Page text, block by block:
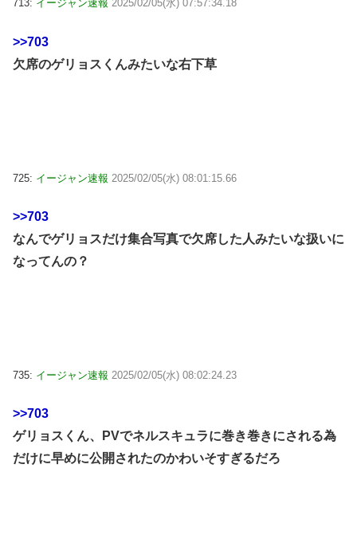
713: イージャン速報 2025/02/05(水) 07:57:34.18
>>703
欠席のゲリョスくんみたいな右下草
725: イージャン速報 2025/02/05(水) 08:01:15.66
>>703
なんでゲリョスだけ集合写真で欠席した人みたいな扱いに
なってんの？
735: イージャン速報 2025/02/05(水) 08:02:24.23
>>703
ゲリョスくん、PVでネルスキュラに巻き巻きにされる為
だけに早めに公開されたのかわいそすぎるだろ